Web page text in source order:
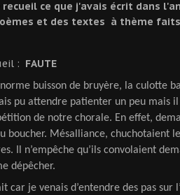
ce que j'avais écrit dans
et des textes à thème
: FAUTE
buisson de bruyère, la culotte
pu attendre patienter un peu mais
de notre chorale. En effet,
boucher. Mésalliance, chuchotaient
Il n’empêche qu’ils convolaient
dépêcher.
car je venais d’entendre des pas sur